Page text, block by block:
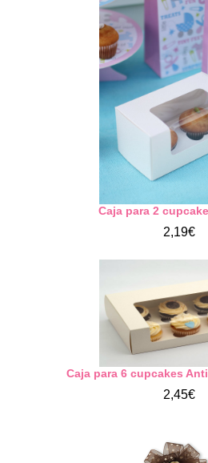
Caja para 2
2,19€
Caja para 6 cupcakes
2,45€